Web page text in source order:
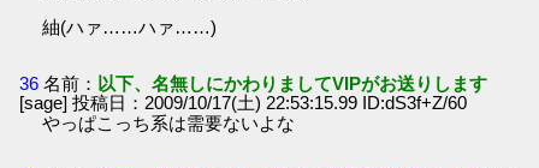
紬(ハァ……ハァ……)
36 名前： 以下、名無しにかわりましてVIPがお送りします
[sage] 投稿日：2009/10/17(土) 22:53:15.99 ID:dS3f+Z/60
やっぱこっち系は需要ないよな